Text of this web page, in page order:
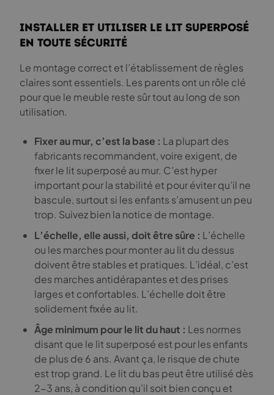
Installer et utiliser le lit superposé
en toute sécurité
Le montage correct et l’établissement de règles
claires sont essentiels. Les parents ont un rôle clé
pour que le meuble reste sûr tout au long de son
utilisation.
Fixer au mur, c’est la base : La plupart des
fabricants recommandent, voire exigent, de
fixer le lit superposé au mur. C’est hyper
important pour la stabilité et pour éviter qu’il ne
bascule, surtout si les enfants s’amusent un peu
trop. Suivez bien la notice de montage.
L’échelle, elle aussi, doit être sûre : L’échelle
ou les marches pour monter au lit du dessus
doivent être stables et pratiques. L’idéal, c’est
des marches antidérapantes et des prises
larges et confortables. L’échelle doit être
solidement fixée au lit.
Âge minimum pour le lit du haut : Les normes
disant que le lit superposé est pour les enfants
de plus de 6 ans. Avant ça, le risque de chute
est trop grand. Le lit du bas peut être utilisé dès
2-3 ans, à condition qu’il soit bien conçu et